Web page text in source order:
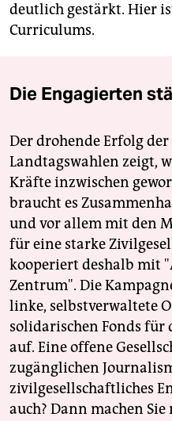
deutlich gestärkt. Hier
Curriculums.
Die Engagierten
Der drohende Erfolg
Landtagswahlen zeigt,
Kräfte inzwischen
braucht es
und vor allem mit den
für eine starke
kooperiert deshalb mit
Zentrum". Die
linke, selbstverwaltete
solidarischen Fonds für
auf. Eine offene
zugänglichen
zivilgesellschaftliches
auch? Dann machen